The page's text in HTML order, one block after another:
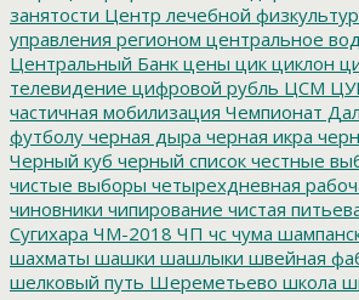
занятости Центр лечебной
управления регионом центральное
Центральный Банк цены цик циклон
телевидение цифровой рубль ЦСМ
частичная мобилизация Чемпионат
футболу черная дыра черная икра
Черный куб черный список честные
чистые выборы четырехдневная
чиновники чипирование чистая
Сугихара ЧМ-2018 ЧП чс чума
шахматы шашки шашлыки швейная
шелковый путь Шереметьево школа